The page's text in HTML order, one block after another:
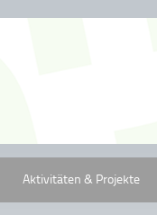
Aktivitäten & Projekte